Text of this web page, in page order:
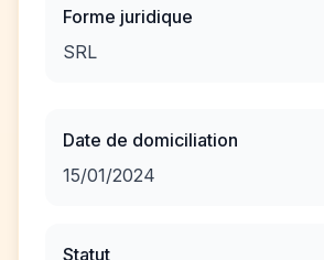
Forme juridique
SRL
Date de domiciliation
15/01/2024
Statut